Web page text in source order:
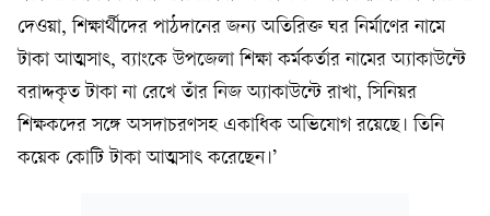
দেওয়া, শিক্ষার্থীদের পাঠদানের জন্য অতিরিক্ত ঘর নির্মাণের নামে
টাকা আত্মসাৎ, ব্যাংকে উপজেলা শিক্ষা কর্মকর্তার নামের অ্যাকাউন্টে
বরাদ্দকৃত টাকা না রেখে তাঁর নিজ অ্যাকাউন্টে রাখা, সিনিয়র
শিক্ষকদের সঙ্গে অসদাচরণসহ একাধিক অভিযোগ রয়েছে। তিনি
কয়েক কোটি টাকা আত্মসাৎ করেছেন।’